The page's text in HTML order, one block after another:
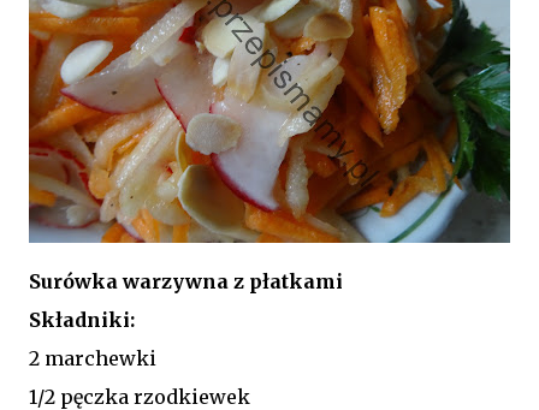
Surówka warzywna z płatkami
Składniki:
2 marchewki
1/2 pęczka rzodkiewek